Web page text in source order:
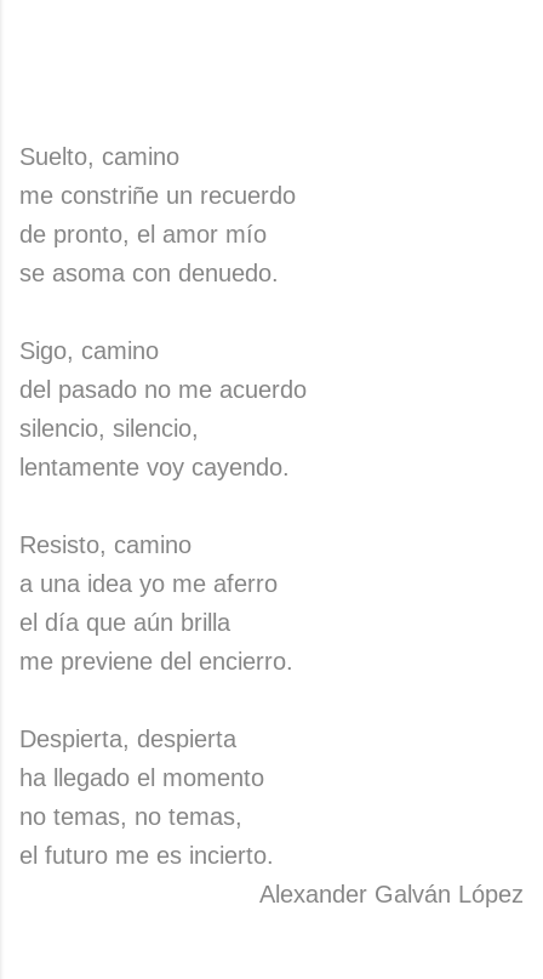
Suelto, camino
me constriñe un recuerdo
de pronto, el amor mío
se asoma con denuedo.
Sigo, camino
del pasado no me acuerdo
silencio, silencio,
lentamente voy cayendo.
Resisto, camino
a una idea yo me aferro
el día que aún brilla
me previene del encierro.
Despierta, despierta
ha llegado el momento
no temas, no temas,
el futuro me es incierto.
Alexander Galván López